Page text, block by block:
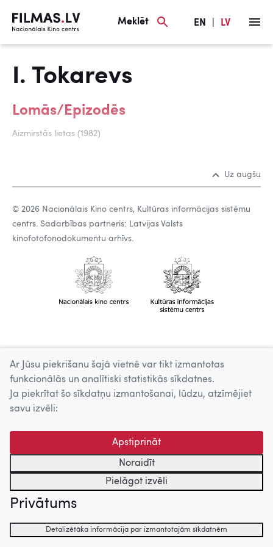
Meklēt EN LV
I. Tokarevs
Lomās/Epizodēs
Aizmirstās lietas (1982)
Uz augšu
© 2026 Nacionālais Kino centrs, Kultūras informācijas sistēmu
centrs. Sadarbības partneris: Latvijas Valsts
kinofotofonodokumentu arhīvs.
Ar Jūsu piekrišanu šajā vietnē var tikt izmantotas
funkcionālās un analītiski statistikās sīkdatnes.
Ja piekrītat šo sīkdatņu izmantošanai, lūdzu, atzīmējiet
savu izvēli:
Apstiprināt
Noraidīt
Pielāgot izvēli
Privātums
Detalizētāka informācija par izmantotajām sīkdatnēm